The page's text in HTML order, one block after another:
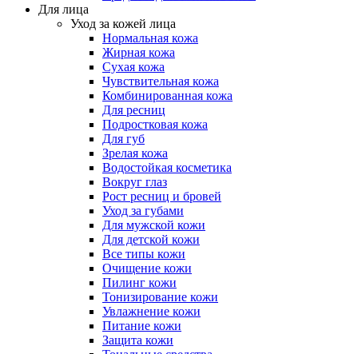
Для лица
Уход за кожей лица
Нормальная кожа
Жирная кожа
Сухая кожа
Чувствительная кожа
Комбинированная кожа
Для ресниц
Подростковая кожа
Для губ
Зрелая кожа
Водостойкая косметика
Вокруг глаз
Рост ресниц и бровей
Уход за губами
Для мужской кожи
Для детской кожи
Все типы кожи
Очищение кожи
Пилинг кожи
Тонизирование кожи
Увлажнение кожи
Питание кожи
Защита кожи